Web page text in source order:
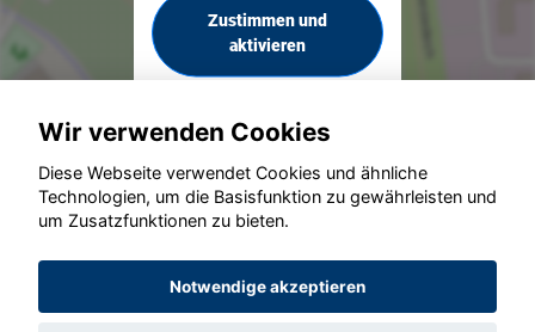
Zustimmen und
aktivieren
© konjunkturmotor.de GmbH 2020 - 2026
Wir verwenden Cookies
Diese Webseite verwendet Cookies und ähnliche
Technologien, um die Basisfunktion zu gewährleisten und
um Zusatzfunktionen zu bieten.
Notwendige akzeptieren